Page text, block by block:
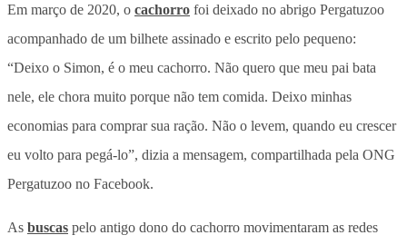
Em março de 2020, o cachorro foi deixado no abrigo Pergatuzoo
acompanhado de um bilhete assinado e escrito pelo pequeno:
“Deixo o Simon, é o meu cachorro. Não quero que meu pai bata
nele, ele chora muito porque não tem comida. Deixo minhas
economias para comprar sua ração. Não o levem, quando eu crescer
eu volto para pegá-lo”, dizia a mensagem, compartilhada pela ONG
Pergatuzoo no Facebook.
As buscas pelo antigo dono do cachorro movimentaram as redes